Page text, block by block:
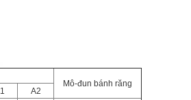
Mô-đun bánh răng
A2